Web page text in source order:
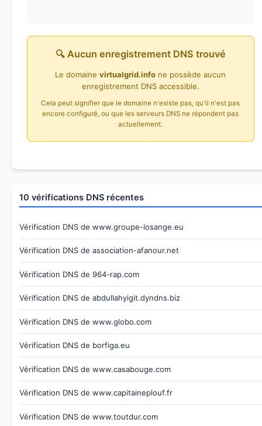
🔍 Aucun enregistrement DNS trouvé
Le domainevirtualgrid.info ne possède aucun
enregistrement DNS accessible.
Cela peut signifier que le domaine n'existe pas, qu'il n'est pas
encore configuré, ou que les serveurs DNS ne répondent pas
actuellement.
10 vérifications DNS récentes
Vérification DNS de www.groupe-losange.eu
Vérification DNS de association-afanour.net
Vérification DNS de 964-rap.com
Vérification DNS de abdullahyigit.dyndns.biz
Vérification DNS de www.globo.com
Vérification DNS de borfiga.eu
Vérification DNS de www.casabouge.com
Vérification DNS de www.capitaineplouf.fr
Vérification DNS de www.toutdur.com